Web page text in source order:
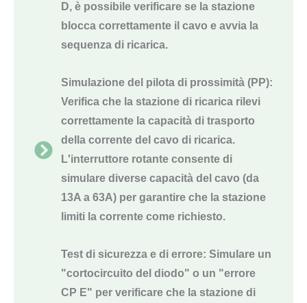
D, è possibile verificare se la stazione
blocca correttamente il cavo e avvia la
sequenza di ricarica.
Simulazione del pilota di prossimità (PP):
Verifica che la stazione di ricarica rilevi
correttamente la capacità di trasporto
della corrente del cavo di ricarica.
L'interruttore rotante consente di
simulare diverse capacità del cavo (da
13A a 63A) per garantire che la stazione
limiti la corrente come richiesto.
Test di sicurezza e di errore: Simulare un
"cortocircuito del diodo" o un "errore
CP E" per verificare che la stazione di